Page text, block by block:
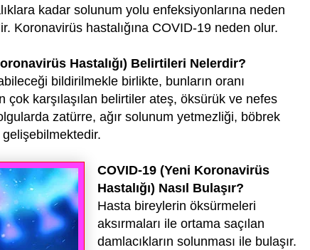
kadar solunum yolu enfeksiyonlarına neden
Koronavirüs hastalığına COVID-19 neden olur.
Hastalığı) Belirtileri Nelerdir?
bildirilmekle birlikte, bunların oranı
çok karşılaşılan belirtiler ateş, öksürük ve nefes
zatürre, ağır solunum yetmezliği, böbrek
COVID-19 (Yeni Koronavirüs
Hastalığı) Nasıl Bulaşır?
Hasta bireylerin öksürmeleri
aksırmaları ile ortama saçılan
damlacıkların solunması ile bulaşır.